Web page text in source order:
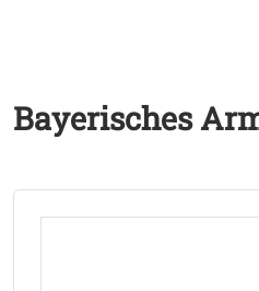
Bayerisches